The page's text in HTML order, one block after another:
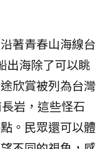
著青春山海線台
出海除了可以眺
欣賞被列為台灣
岩，這些怪石
。民眾還可以體